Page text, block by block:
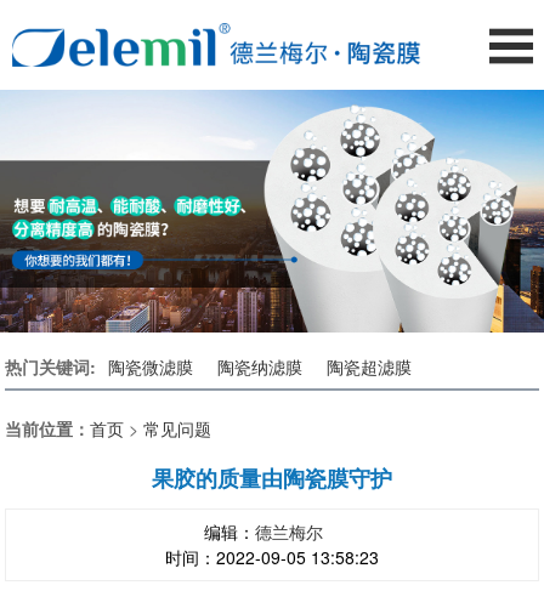
热门关键词: 陶瓷微滤膜 陶瓷纳滤膜 陶瓷超滤膜
当前位置：首页 >常见问题
果胶的质量由陶瓷膜守护
编辑： 德兰梅尔
时间：2022-09-05 13:58:23